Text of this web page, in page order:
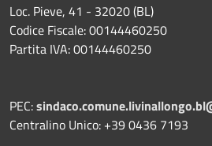
Loc. Pieve, 41 - 32020 (BL)
Codice Fiscale: 00144460250
Partita IVA: 00144460250
PEC:
Centralino Unico: +39 0436 7193